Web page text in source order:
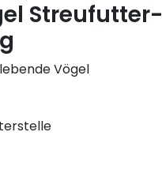
Streufutter-
Vögel